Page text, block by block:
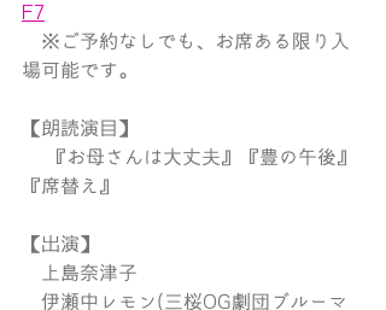
F7
※ご予約なしでも、お席ある限り入
場可能です。
【朗読演目】
『席替え』
【出演】
上島奈津子
伊瀬中レモン(三桜OG劇団ブルーマ